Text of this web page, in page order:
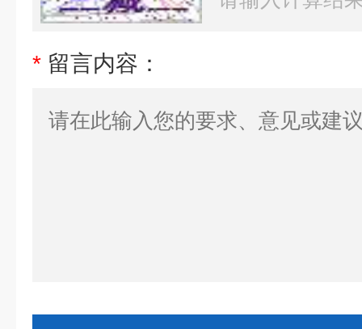
* 留言内容：